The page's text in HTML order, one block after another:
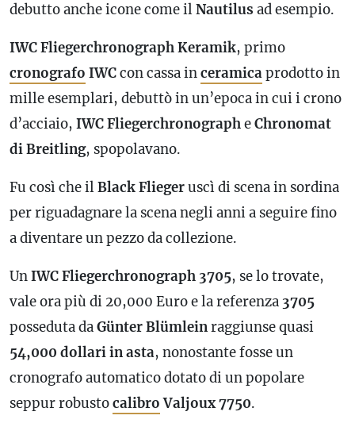
debutto anche icone come ilNautilus ad esempio.
IWC Fliegerchronograph Keramik, primo
cronografo IWCcon cassa inceramicaprodotto in
mille esemplari, debuttò in un’epoca in cui i crono
d’acciaio, IWC FliegerchronographeChronomat
di Breitling, spopolavano.
Fu così che ilBlackFliegeruscì di scena in sordina
per riguadagnare la scena negli anni a seguire fino
a diventare un pezzo da collezione.
UnIWC Fliegerchronograph 3705, se lo trovate,
vale ora più di 20,000 Euro e la referenza 3705
posseduta daGünter Blümleinraggiunse quasi
54,000 dollari in asta, nonostante fosse un
cronografoautomatico dotato di un popolare
seppur robustocalibroValjoux 7750.